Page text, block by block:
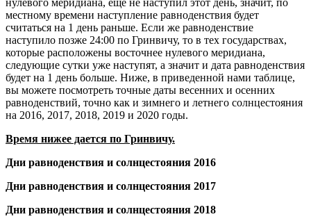
местному времени наступление равноденствия будет
считаться на 1 день раньше. Если же равноденствие
наступило позже 24:00 по Гринвичу, то в тех государствах,
которые расположены восточнее нулевого меридиана,
следующие сутки уже наступят, а значит и дата равноденствия
будет на 1 день больше. Ниже, в приведенной нами таблице,
вы можете посмотреть точные даты весенних и осенних
равноденствий, точно как и зимнего и летнего солнцестояния
на 2016, 2017, 2018, 2019 и 2020 годы.
Время нижее дается по Гринвичу.
Дни равноденствия и солнцестояния 2016
Дни равноденствия и солнцестояния 2017
Дни равноденствия и солнцестояния 2018